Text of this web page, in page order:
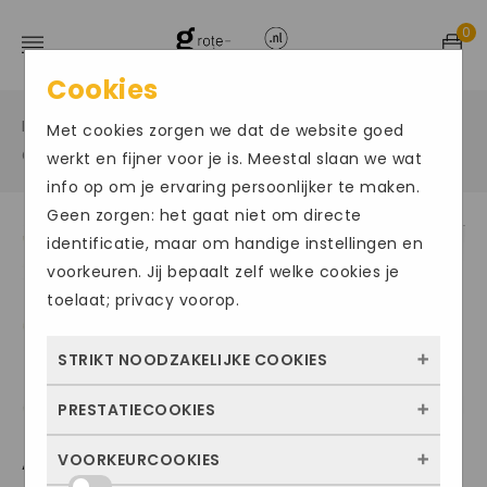
0
Home / Grote maten sportschoenen /
Grote maat zaalschoenen /
Size Chart
ADIDAS500
Cookies
Met cookies zorgen we dat de website goed
werkt en fijner voor je is. Meestal slaan we wat
info op om je ervaring persoonlijker te maken.
Geen zorgen: het gaat niet om directe
identificatie, maar om handige instellingen en
voorkeuren. Jij bepaalt zelf welke cookies je
toelaat; privacy voorop.
STRIKT NOODZAKELIJKE COOKIES
Deze cookies zorgen ervoor dat de website
kunnen niet worden uitgezet. Meestal
PRESTATIECOOKIES
Met deze cookies zien we hoe vaak onze
VOORKEURCOOKIES